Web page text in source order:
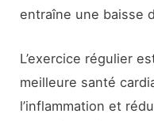
entraîne une baisse
L’exercice régulier
meilleure santé
l’inflammation et